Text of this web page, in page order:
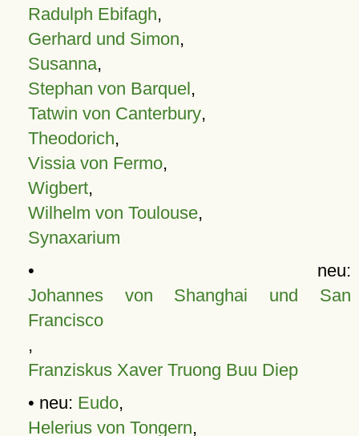
Radulph Ebifagh,
Gerhard und Simon,
Susanna,
Stephan von Barquel,
Tatwin von Canterbury,
Theodorich,
Vissia von Fermo,
Wigbert,
Wilhelm von Toulouse,
Synaxarium
• neu:
Johannes von Shanghai und San
Francisco
,
Franziskus Xaver Truong Buu Diep
• neu: Eudo,
Helerius von Tongern,